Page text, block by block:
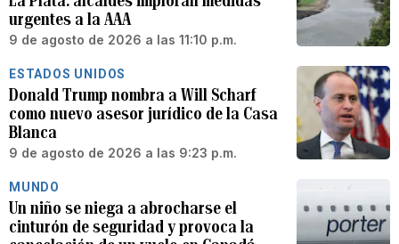
urgentes a la AAA
9 de agosto de 2026 a las 11:10 p.m.
ESTADOS UNIDOS
Donald Trump nombra a Will Scharf
como nuevo asesor jurídico de la Casa
Blanca
9 de agosto de 2026 a las 9:23 p.m.
MUNDO
Un niño se niega a abrocharse el
cinturón de seguridad y provoca la